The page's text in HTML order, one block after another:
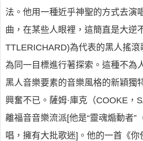
法。他用一種近乎神聖的方式去演
曲，在某些人眼裡，這簡直是大逆
TTLERICHARD)為代表的黑人搖滾
為同一目標進行著探索。這種不為
黑人音樂要素的音樂風格的新穎獨
興奮不已。薩姆·庫克（COOKE，
離福音音樂流派[他是“靈魂煽動者”
唱，擁有大批歌迷]。他的一首《你